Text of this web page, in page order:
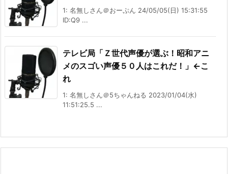
1: 名無しさん＠おーぷん 24/05/05(日) 15:31:55
ID:Q9 ...
テレビ局「Ｚ世代声優が選ぶ！昭和アニ
メのスゴい声優５０人はこれだ！」←こ
れ
1: 名無しさん＠5ちゃんねる 2023/01/04(水)
11:51:25.5 ...